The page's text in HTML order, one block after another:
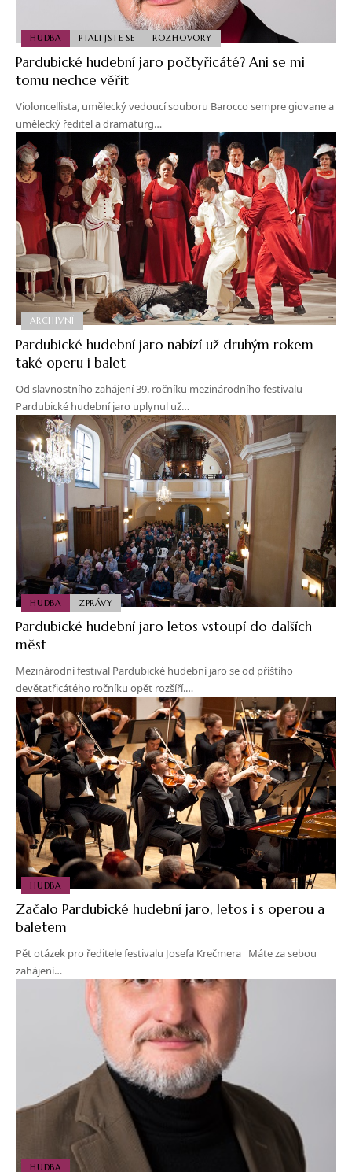
HUDBA PTALI JSTE SE ROZHOVORY
Pardubické hudební jaro počtyřicáté? Ani se mi
tomu nechce věřit
Violoncellista, umělecký vedoucí souboru Barocco sempre giovane a
umělecký ředitel a dramaturg…
ARCHIVNÍ
Pardubické hudební jaro nabízí už druhým rokem
také operu i balet
Od slavnostního zahájení 39. ročníku mezinárodního festivalu
Pardubické hudební jaro uplynul už…
HUDBA ZPRÁVY
Pardubické hudební jaro letos vstoupí do dalších
měst
Mezinárodní festival Pardubické hudební jaro se od příštího
devětatřicátého ročníku opět rozšíří.…
HUDBA
Začalo Pardubické hudební jaro, letos i s operou a
baletem
Pět otázek pro ředitele festivalu Josefa Krečmera Máte za sebou
zahájení…
HUDBA